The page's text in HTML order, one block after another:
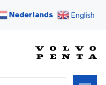
Nederlands English